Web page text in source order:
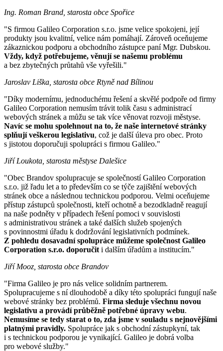
Ing. Roman Brand, starosta obce Spořice
"S firmou Galileo Corporation s.r.o. jsme velice spokojeni, její
produkty jsou kvalitní, velice nám pomáhají. Zároveň oceňujeme
zákaznickou podporu a obchodního zástupce paní Mgr. Dubskou.
Vždy, když potřebujeme, věnují se našemu problému
a bez zbytečných průtahů vše vyřešili."
Jaroslav Liška, starosta obce Rtyně nad Bílinou
"Díky modernímu, jednoduchému řešení a skvělé podpoře od firmy
Galileo Corporation nemusím trávit tolik času s administrací
webových stránek a můžu se tak více věnovat rozvoji městyse.
Navíc se mohu spolehnout na to, že naše internetové stránky
splňují veškerou legislativu, což je další úleva pro obec. Proto
s jistotou doporučuji spolupráci s firmou Galileo."
Jiří Loukota, starosta městyse Dalešice
"Obec Brandov spolupracuje se společností Galileo Corporation
s.r.o. již řadu let a to především co se týče zajištění webových
stránek obce a následnou technickou podporou. Velmi oceňujeme
přístup zástupců společnosti, kteří ochotně a bezodkladně reagují
na naše podněty v případech řešení pomoci v souvislosti
s administrativou stránek a také dalších služeb spojených
s povinnostmi úřadu k dodržování legislativních podmínek.
Z pohledu dosavadní spolupráce můžeme společnost Galileo
Corporation s.r.o. doporučit i dalším úřadům a institucím."
Jiří Mooz, starosta obce Brandov
"Firma Galileo je pro nás velice solidním partnerem.
Spolupracujeme s ní dlouhodobě a díky této spolupráci fungují naše
webové stránky bez problémů. Firma sleduje všechnu novou
legislativu a provádí průběžně potřebné úpravy webu.
Nemusíme se tedy starat o to, zda jsme v souladu s nejnovějšími
platnými pravidly. Spolupráce jak s obchodní zástupkyní, tak
i s technickou podporou je vynikající. Galileo je dobrá volba
pro webové služby."